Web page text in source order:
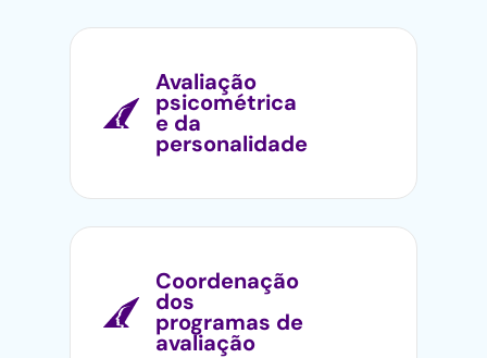
Avaliação
psicométrica
e da
personalidade
Coordenação
dos
programas de
avaliação